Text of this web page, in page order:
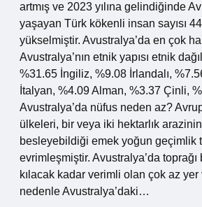
artmış ve 2023 yılına gelindiğinde
yaşayan Türk kökenli insan sayısı
yükselmiştir. Avustralya’da en çok
Avustralya’nın etnik yapısı etnik
%31.65 İngiliz, %9.08 İrlandalı,
İtalyan, %4.09 Alman, %3.37 Çinli,
Avustralya’da nüfus neden az?
ülkeleri, bir veya iki hektarlık
besleyebildiği emek yoğun geçimlik
evrimleşmiştir. Avustralya’da
kılacak kadar verimli olan çok az yer
nedenle Avustralya’daki…